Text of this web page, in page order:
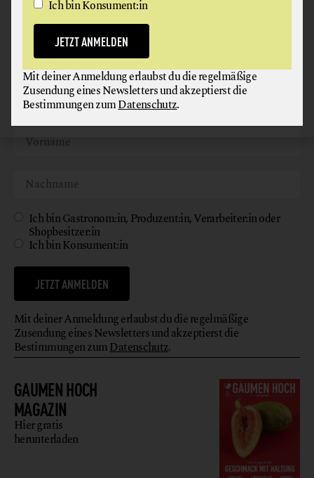
GAUMEN HOCH
MAGAZIN
Hier gratis
herunterladen
NEWSLETTER
Werde jetzt Teil unserer Bewegung und melde dich für
unseren kostenlosen Newsletter an!
Ich bin Gastronom:in, Produzent:in, Verarbeiter:in oder
Shopbesitzer:in
Ich bin Konsument:in
JETZT ANMELDEN
Mit deiner Anmeldung erlaubst du die regelmäßige
Zusendung eines Newsletters und akzeptierst die
Bestimmungen zumDatenschutz.
Ich bin Konsument:in
JETZT ANMELDEN
Mit deiner Anmeldung erlaubst du die regelmäßige
Zusendung eines Newsletters und akzeptierst die
Bestimmungen zumDatenschutz.